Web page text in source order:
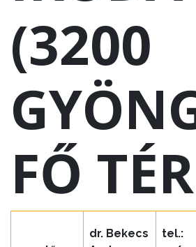
TÁJÉKOZTATÓK
ÁTLÁTHATÓSÁG
AZ
ÖNKORMÁNYZATI
CÉGEK
INTÉZMÉNYEK
(3200
FŐ
dr. Bekecs
tel.: